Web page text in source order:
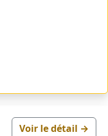
Voir le détail →